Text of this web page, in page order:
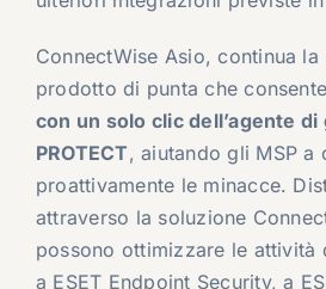
ConnectWise Asio, continua
prodotto di punta che consente
con un solo clic dell’agente di
PROTECT, aiutando gli MSP a
proattivamente le minacce.
attraverso la soluzione
possono ottimizzare le attività
a ESET Endpoint Security, a